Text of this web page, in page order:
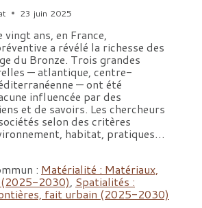
23 juin 2025
ans, en France,
a révélé la richesse des
du Bronze. Trois grandes
— atlantique, centre-
— ont été
influencée par des
et de savoirs. Les chercheurs
selon des critères
habitat, pratiques…
: Matérialité : Matériaux,
(2025-2030), Spatialités :
fait urbain (2025-2030)